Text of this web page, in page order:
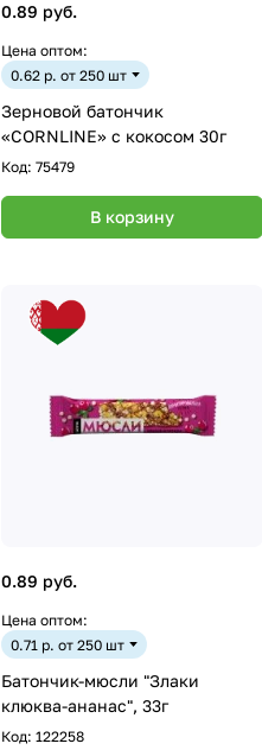
0.89 руб.
Цена оптом:
0.62 р. от 250 шт
Зерновой батончик
«CORNLINE» c кокосом 30г
Код: 75479
В корзину
0.89 руб.
Цена оптом:
0.71 р. от 250 шт
Батончик-мюсли "Злаки
клюква-ананас", 33г
Код: 122258